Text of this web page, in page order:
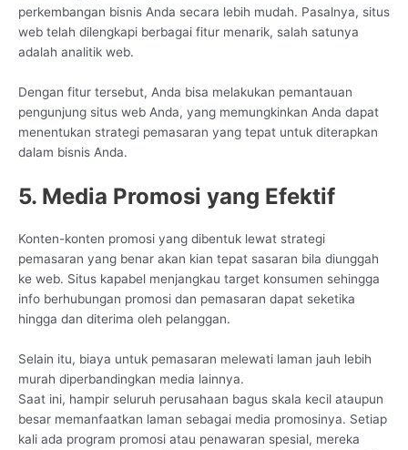
perkembangan bisnis Anda secara lebih mudah. Pasalnya, situs
web telah dilengkapi berbagai fitur menarik, salah satunya
adalah analitik web.
Dengan fitur tersebut, Anda bisa melakukan pemantauan
pengunjung situs web Anda, yang memungkinkan Anda dapat
menentukan strategi pemasaran yang tepat untuk diterapkan
dalam bisnis Anda.
5. Media Promosi yang Efektif
Konten-konten promosi yang dibentuk lewat strategi
pemasaran yang benar akan kian tepat sasaran bila diunggah
ke web. Situs kapabel menjangkau target konsumen sehingga
info berhubungan promosi dan pemasaran dapat seketika
hingga dan diterima oleh pelanggan.
Selain itu, biaya untuk pemasaran melewati laman jauh lebih
murah diperbandingkan media lainnya.
Saat ini, hampir seluruh perusahaan bagus skala kecil ataupun
besar memanfaatkan laman sebagai media promosinya. Setiap
kali ada program promosi atau penawaran spesial, mereka